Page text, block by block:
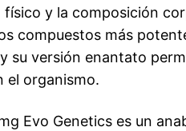
y la composición
compuestos más
su versión enantato
el organismo.
Evo Genetics es un